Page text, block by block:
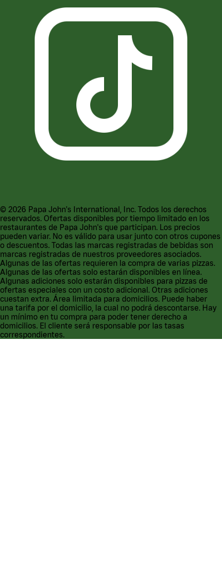
© 2026 Papa John's International, Inc. Todos los derechos
reservados. Ofertas disponibles por tiempo limitado en los
restaurantes de Papa John's que participan. Los precios
pueden variar. No es válido para usar junto con otros cupones
o descuentos. Todas las marcas registradas de bebidas son
marcas registradas de nuestros proveedores asociados.
Algunas de las ofertas requieren la compra de varias pizzas.
Algunas de las ofertas solo estarán disponibles en línea.
Algunas adiciones solo estarán disponibles para pizzas de
ofertas especiales con un costo adicional. Otras adiciones
cuestan extra. Área limitada para domicilios. Puede haber
una tarifa por el domicilio, la cual no podrá descontarse. Hay
un mínimo en tu compra para poder tener derecho a
domicilios. El cliente será responsable por las tasas
correspondientes.